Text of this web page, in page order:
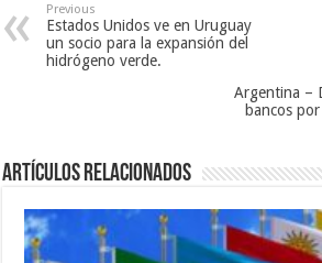
Previous
Estados Unidos ve en Uruguay
un socio para la expansión del
hidrógeno verde.
Argentina –
bancos
Artículos relacionados